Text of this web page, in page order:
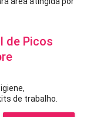
de Picos
de trabalho.